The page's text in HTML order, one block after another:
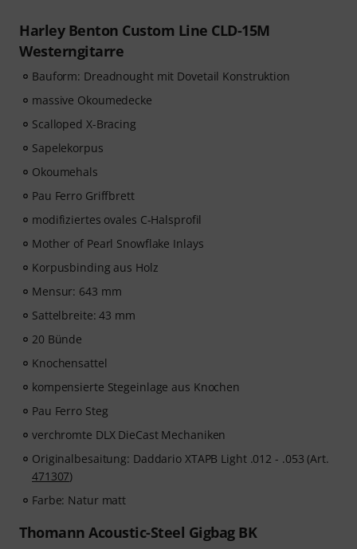
Harley Benton Custom Line CLD-15M
Westerngitarre
Bauform: Dreadnought mit Dovetail Konstruktion
massive Okoumedecke
Scalloped X-Bracing
Sapelekorpus
Okoumehals
Pau Ferro Griffbrett
modifiziertes ovales C-Halsprofil
Mother of Pearl Snowflake Inlays
Korpusbinding aus Holz
Mensur: 643 mm
Sattelbreite: 43 mm
20 Bünde
Knochensattel
kompensierte Stegeinlage aus Knochen
Pau Ferro Steg
verchromte DLX DieCast Mechaniken
Originalbesaitung: Daddario XTAPB Light .012 - .053 (Art.
471307)
Farbe: Natur matt
Thomann Acoustic-Steel Gigbag BK